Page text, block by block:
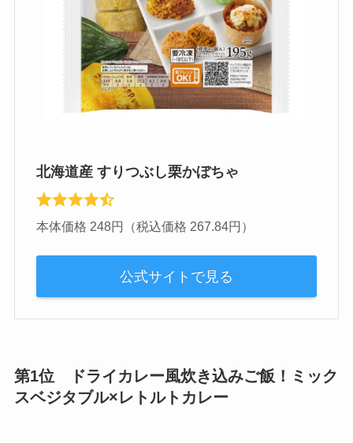
北海道産 すりつぶし栗かぼちゃ
本体価格 248円（税込価格 267.84円）
公式サイトで見る
第1位 ドライカレー風炊き込みご飯！ミック
スベジタブル×レトルトカレー